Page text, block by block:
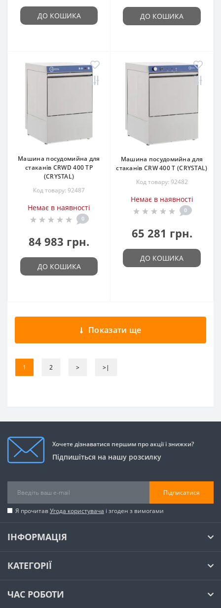
ДО КОШИКА ДО КОШИКА
Машина посудомийна для
стаканів CRWD 400 TP
(CRYSTAL)
Код товару: 92487
Немає в наявності
0
84 983 грн.
ДО КОШИКА
Машина посудомийна для
стаканів CRW 400 T (CRYSTAL)
Код товару: 92482
Немає в наявності
0
65 281 грн.
ДО КОШИКА
Показати ще
1 2 > >|
Хочете дізнаватися першим про акції і знижки?
Підпишіться на нашу розсилку
Підписатися
Я прочитавУгода користувача і згоден з вимогами
ІНФОРМАЦІЯ
КАТЕГОРІЇ
ЧАС РОБОТИ